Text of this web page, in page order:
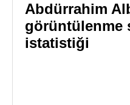
Abdürrahim
görüntülenme
istatistiği